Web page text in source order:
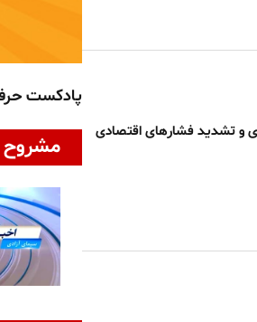
و تشدید فشارهای اقتصادی
پادکست
مشروح